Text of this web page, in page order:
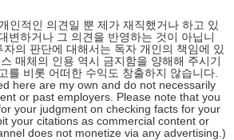
인적인 의견일 뿐 제가 재직했거나 하고 있
변하거나 그 의견을 반영하는 것이 아닙니
의 판단에 대해서는 독자 개인의 책임에 있
매체의 인용 역시 금지함을 양해해 주시기
를 비롯 어떠한 수익도 창출하지 않습니다.
here are my own and do not necessarily
or past employers. Please note that you
your judgment on checking facts for your
your citations as commercial content or
does not monetize via any advertising.)